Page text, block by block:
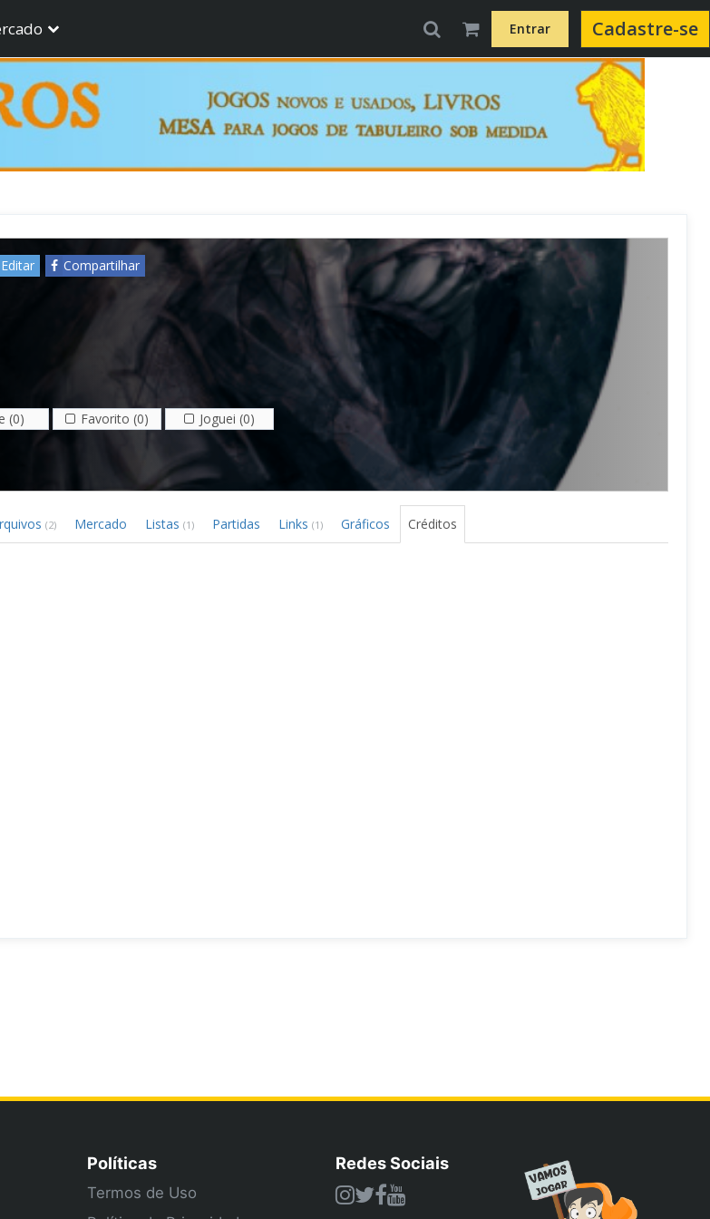
Entrar Cadastre-se
Editar
Compartilhar
(0) Favorito (0) Joguei (0)
(2) Mercado Listas (1) Partidas Links (1) Gráficos Créditos
Políticas
Termos de Uso
Redes Sociais